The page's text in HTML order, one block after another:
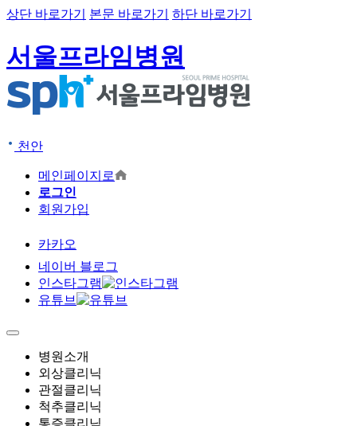
상단 바로가기 본문 바로가기 하단 바로가기
서울프라임병원
천안
메인페이지로
로그인
회원가입
카카오
네이버 블로그
인스타그램
유튜브
병원소개
외상클리닉
관절클리닉
척추클리닉
통증클리닉